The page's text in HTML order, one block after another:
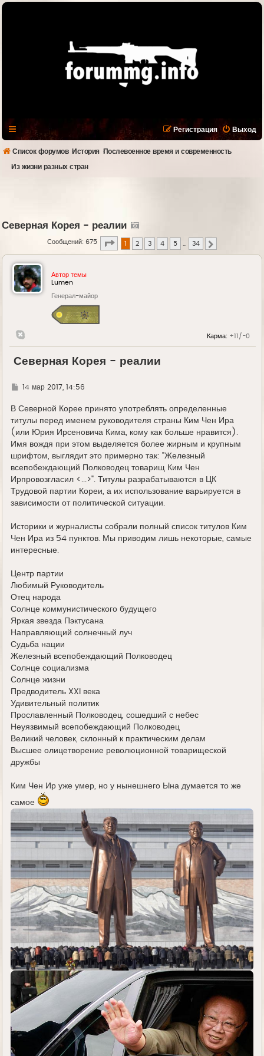
Выход
Регистрация
Список форумов История Послевоенное время и современность
Из жизни разных стран
Северная Корея - реалии
Сообщений: 675 Страница 1из 34
1 2 3 4 5 34
Автор темы
Lumen
Генерал-майор
Карма: +11/-0
Северная Корея - реалии
Г14 мар 2017, 14:56
В Северной Корее принято употреблять определенные
титулы перед именем руководителя страны Ким Чен Ира
(или Юрия Ирсеновича Кима, кому как больше нравится).
Имя вождя при этом выделяется более жирным и крупным
шрифтом, выглядит это примерно так: "Железный
всепобеждающий Полководец товарищ Ким Чен
Ирпровозгласил <...>". Титулы разрабатываются в ЦК
Трудовой партии Кореи, а их использование варьируется в
зависимости от политической ситуации.
Историки и журналисты собрали полный список титулов Ким
Чен Ира из 54 пунктов. Мы приводим лишь некоторые, самые
интересные.
Центр партии
Любимый Руководитель
Отец народа
Солнце коммунистического будущего
Яркая звезда Пэктусана
Направляющий солнечный луч
Судьба нации
Железный всепобеждающий Полководец
Солнце социализма
Солнце жизни
Предводитель XXI века
Удивительный политик
Прославленный Полководец, сошедший с небес
Неуязвимый всепобеждающий Полководец
Великий человек, склонный к практическим делам
Высшее олицетворение революционной товарищеской
дружбы
Ким Чен Ир уже умер, но у нынешнего Ына думается то же
самое